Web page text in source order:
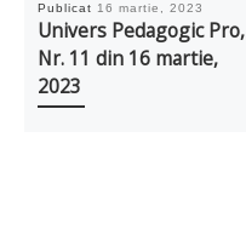
Publicat 16 martie, 2023
Univers Pedagogic Pro,
Nr. 11 din 16 martie,
2023